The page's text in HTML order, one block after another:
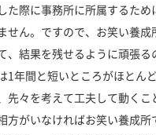
た際に事務所に所属するため
せん。ですので、お笑い養成
、結果を残せるように頑張る
1年間と短いところがほとん
先々を考えて工夫して動くこ
方がいなければお笑い養成所